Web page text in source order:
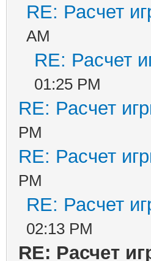
RE: Расчет
AM
RE: Расчет
01:25 PM
RE: Расчет
PM
RE: Расчет
PM
RE: Расчет
02:13 PM
RE: Расчет